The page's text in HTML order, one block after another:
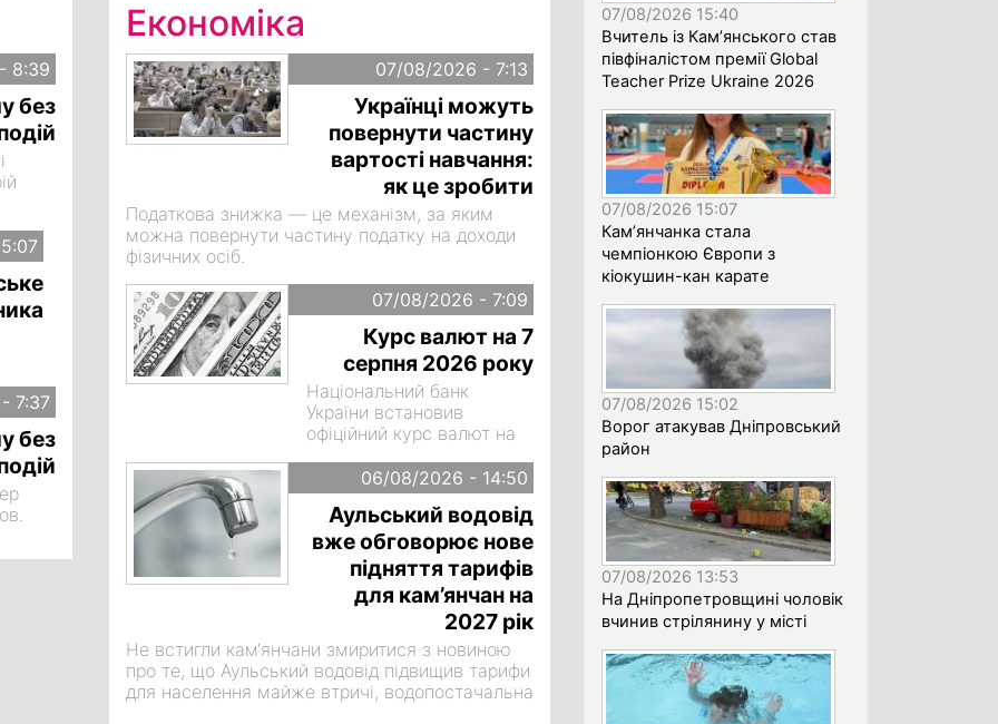
8:39
без
7:37
без
Економіка
07/08/2026 - 7:13
Українці можуть
повернути частину
вартості навчання:
як це зробити
Податкова знижка — це механізм, за яким
можна повернути частину податку на доходи
фізичних осіб.
07/08/2026 - 7:09
Курс валют на 7
серпня 2026 року
Національний банк
України встановив
офіційний курс валют на
зниження долар знову
перейшов до зростання, а
євро продовжив
дорожчати.
06/08/2026 - 14:50
Аульський водовід
вже обговорює нове
підняття тарифів
для кам’янчан на
2027 рік
Не встигли кам‘янчани змиритися з новиною
про те, що Аульський водовід підвищив тарифи
для населення майже втричі, водопостачальна
07/08/2026 15:40
Вчитель із Кам’янського став
півфіналістом премії Global
Teacher Prize Ukraine 2026
07/08/2026 15:07
Кам’янчанка стала
чемпіонкою Європи з
кіокушин-кан карате
07/08/2026 15:02
Ворог атакував Дніпровський
район
07/08/2026 13:53
На Дніпропетровщині чоловік
вчинив стрілянину у місті